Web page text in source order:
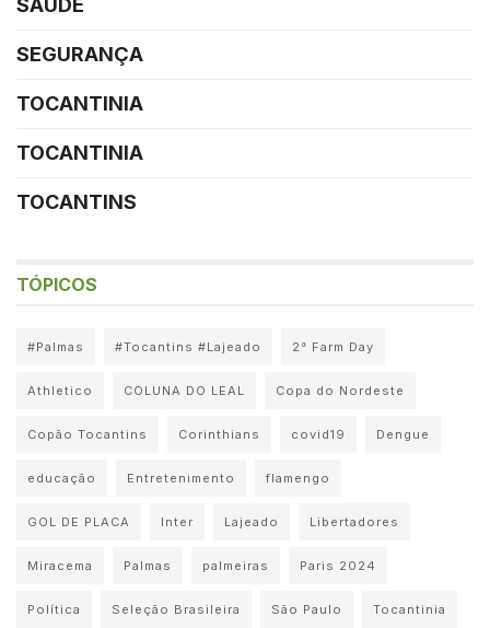
SAÚDE
SEGURANÇA
TOCANTINIA
TOCANTINIA
TOCANTINS
TÓPICOS
#Palmas #Tocantins #Lajeado 2° Farm Day
Athletico COLUNA DO LEAL Copa do Nordeste
Copão Tocantins Corinthians covid19 Dengue
educação Entretenimento flamengo
GOL DE PLACA Inter Lajeado Libertadores
Miracema Palmas palmeiras Paris 2024
Política Seleção Brasileira São Paulo Tocantinia